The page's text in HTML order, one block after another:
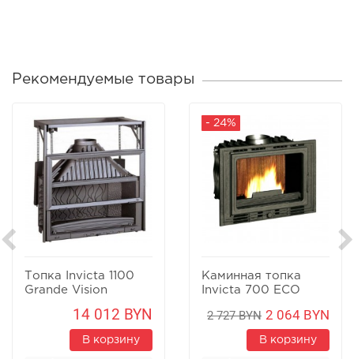
Рекомендуемые товары
Топка Invicta 1100
Grande Vision
14 012 BYN
В корзину
- 24%
Каминная топка
Invicta 700 ECO
2 727 BYN 2 064 BYN
В корзину